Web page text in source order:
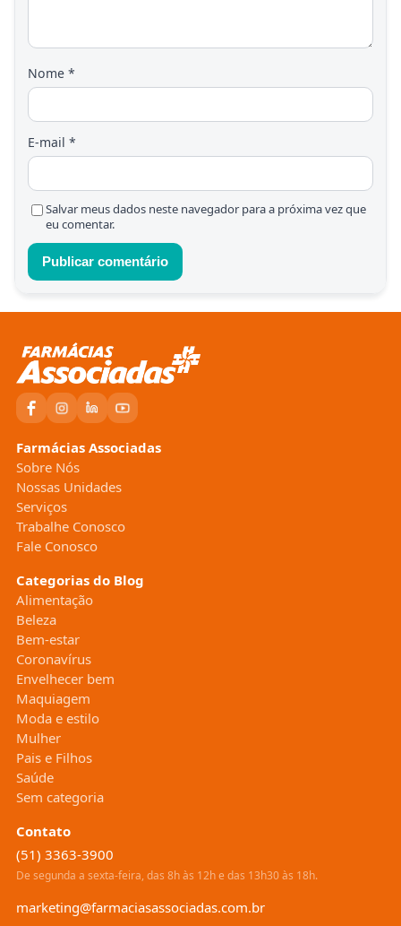
Nome *
E-mail *
Salvar meus dados neste navegador para a próxima vez que
eu comentar.
Farmácias Associadas
Sobre Nós
Nossas Unidades
Serviços
Trabalhe Conosco
Fale Conosco
Categorias do Blog
Alimentação
Beleza
Bem-estar
Coronavírus
Envelhecer bem
Maquiagem
Moda e estilo
Mulher
Pais e Filhos
Saúde
Sem categoria
Contato
(51) 3363-3900
De segunda a sexta-feira, das 8h às 12h e das 13h30 às 18h.
marketing@farmaciasassociadas.com.br